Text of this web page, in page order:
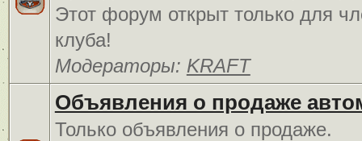
Этот форум открыт только для
клуба!
Модераторы: KRAFT
Объявления о продаже
Только объявления о продаже.